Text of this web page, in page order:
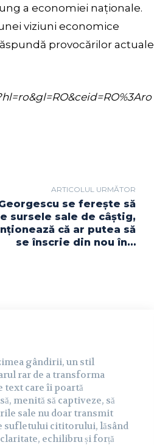
a economiei naționale.
viziuni economice
provocărilor actuale
ARTICOLUL URMĂTOR
se ferește să
sursele sale de câștig,
că ar putea să
se înscrie din nou în…
gândirii, un stil
rar de a transforma
text care îi poartă
menită să captiveze, să
sale nu doar transmit
sufletului cititorului, lăsând
echilibru și forță